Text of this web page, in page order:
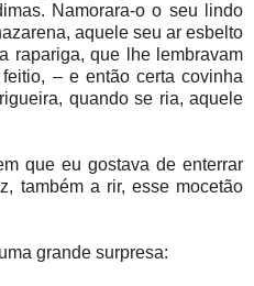
Namorara-o o seu lindo
aquele seu ar esbelto
rapariga, que lhe lembravam
– e então certa covinha
quando se ria, aquele
que eu gostava de enterrar
também a rir, esse mocetão
grande surpresa: